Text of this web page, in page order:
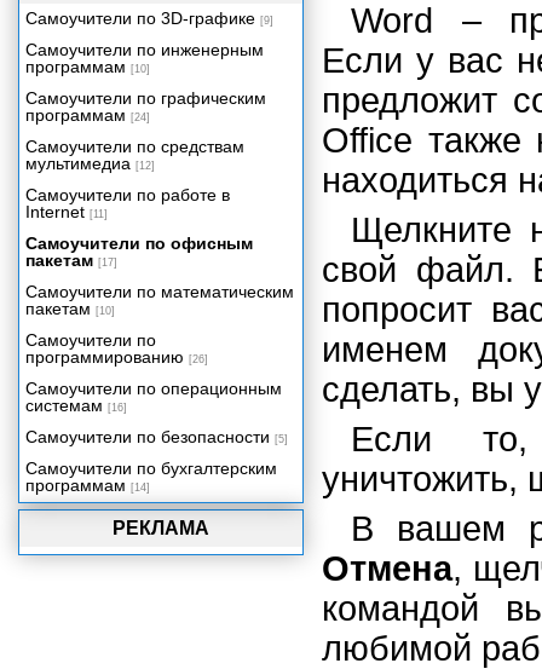
Word –
Если у вас
предложит
Office также
находиться
Щелкните
свой файл.
попросит
именем
сделать, вы
Если
уничтожить,
В вашем
Отмена,
командой
любимой
РЕКЛАМА
Установка позиций табуляции
Форматирование страниц
Форматирование документов
Работа со стилями
Шаблоны документов
Маленькие хитрости
форматирования
Рамки, границы и затенение
В колонки стройся!
Оглавление и указатели
Рисунки и картинки
Вставка объектов
Работа над документом
пользователями
Управление документами
Настройка Word
Проблемы в Word
Что еще может Word
Самоучители по 3D-графике [9]
Самоучители по инженерным
программам [10]
Самоучители по графическим
программам [24]
Самоучители по средствам
мультимедиа [12]
Самоучители по работе в
Internet [11]
Самоучители по офисным
пакетам [17]
Самоучители по математическим
пакетам [10]
Самоучители по
программированию [26]
Самоучители по операционным
системам [16]
Самоучители по безопасности [5]
Самоучители по бухгалтерским
программам [14]